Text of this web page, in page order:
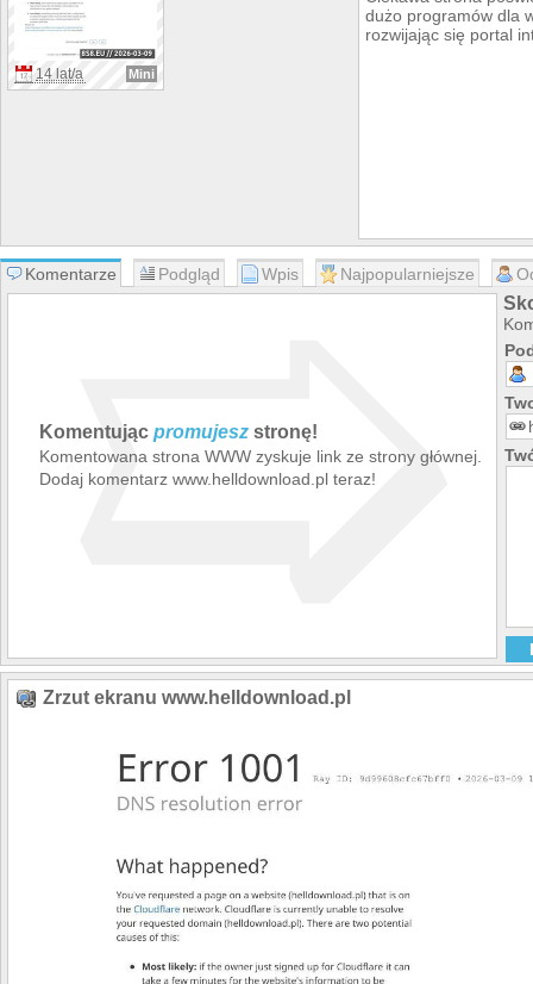
14 lat/a Mini
dużo programów dla
rozwijając się portal
Komentarze Podgląd Wpis Najpopularniejsze
Komentując promujesz stronę!
Komentowana strona WWW zyskuje link ze strony głównej.
Dodaj komentarz www.helldownload.pl teraz!
➯
Zrzut ekranu www.helldownload.pl